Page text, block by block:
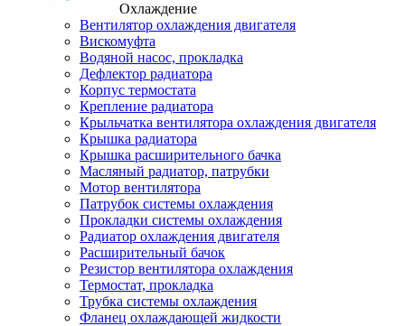
Охлаждение
Вентилятор охлаждения двигателя
Вискомуфта
Водяной насос, прокладка
Дефлектор радиатора
Корпус термостата
Крепление радиатора
Крыльчатка вентилятора охлаждения двигателя
Крышка радиатора
Крышка расширительного бачка
Масляный радиатор, патрубки
Мотор вентилятора
Патрубок системы охлаждения
Прокладки системы охлаждения
Радиатор охлаждения двигателя
Расширительный бачок
Резистор вентилятора охлаждения
Термостат, прокладка
Трубка системы охлаждения
Фланец охлаждающей жидкости